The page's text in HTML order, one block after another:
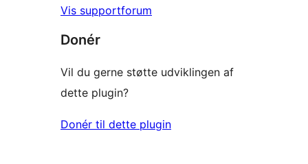
Vis supportforum
Donér
Vil du gerne støtte udviklingen af
dette plugin?
Donér til dette plugin